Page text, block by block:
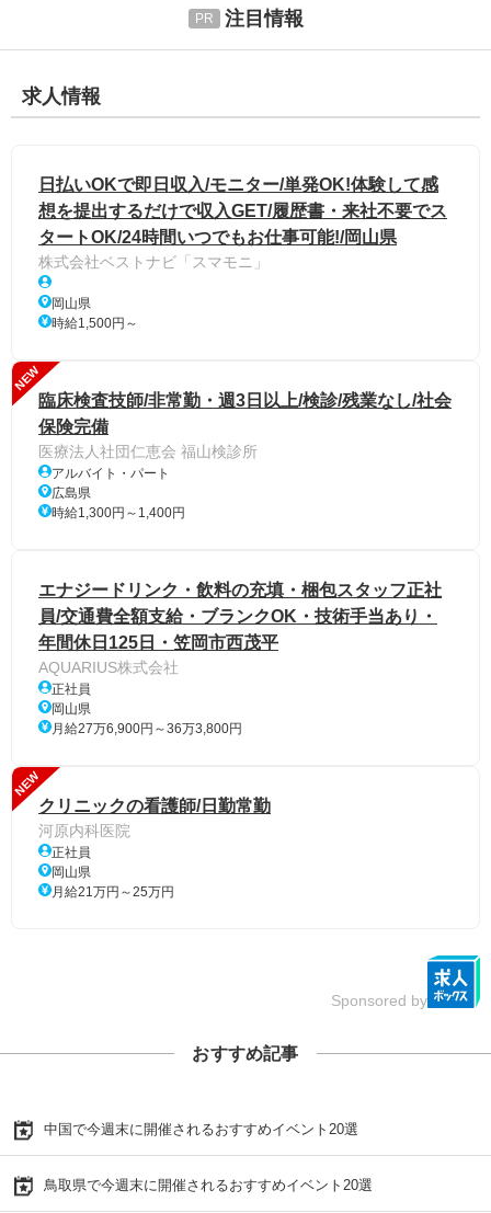
注目情報
求人情報
日払いOKで即日収入/モニター/単発OK!体験して感
想を提出するだけで収入GET/履歴書・来社不要でス
タートOK/24時間いつでもお仕事可能!/岡山県
株式会社ベストナビ「スマモニ」
岡山県
時給1,500円～
NEW
臨床検査技師/非常勤・週3日以上/検診/残業なし/社会
保険完備
医療法人社団仁恵会 福山検診所
アルバイト・パート
広島県
時給1,300円～1,400円
エナジードリンク・飲料の充填・梱包スタッフ正社
員/交通費全額支給・ブランクOK・技術手当あり・
年間休日125日・笠岡市西茂平
AQUARIUS株式会社
正社員
岡山県
月給27万6,900円～36万3,800円
NEW
クリニックの看護師/日勤常勤
河原内科医院
正社員
岡山県
月給21万円～25万円
Sponsored by
おすすめ記事
中国で今週末に開催されるおすすめイベント20選
鳥取県で今週末に開催されるおすすめイベント20選